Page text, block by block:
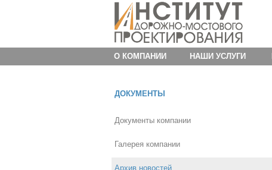
О КОМПАНИИ НАШИ УСЛУГИ
ДОКУМЕНТЫ
Документы компании
Галерея компании
Архив новостей